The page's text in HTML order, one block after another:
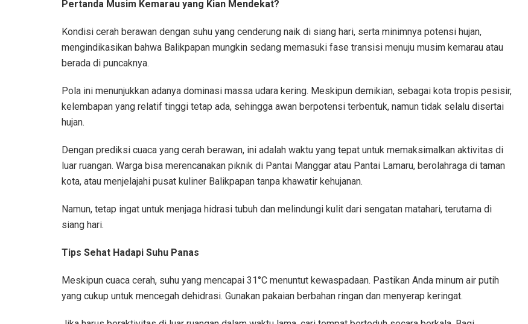
Pertanda Musim Kemarau yang Kian Mendekat?
Kondisi cerah berawan dengan suhu yang cenderung naik di siang hari, serta minimnya potensi hujan,
mengindikasikan bahwa Balikpapan mungkin sedang memasuki fase transisi menuju musim kemarau atau
berada di puncaknya.
Pola ini menunjukkan adanya dominasi massa udara kering. Meskipun demikian, sebagai kota tropis pesisir,
kelembapan yang relatif tinggi tetap ada, sehingga awan berpotensi terbentuk, namun tidak selalu disertai
hujan.
Dengan prediksi cuaca yang cerah berawan, ini adalah waktu yang tepat untuk memaksimalkan aktivitas di
luar ruangan. Warga bisa merencanakan piknik di Pantai Manggar atau Pantai Lamaru, berolahraga di taman
kota, atau menjelajahi pusat kuliner Balikpapan tanpa khawatir kehujanan.
Namun, tetap ingat untuk menjaga hidrasi tubuh dan melindungi kulit dari sengatan matahari, terutama di
siang hari.
Tips Sehat Hadapi Suhu Panas
Meskipun cuaca cerah, suhu yang mencapai 31°C menuntut kewaspadaan. Pastikan Anda minum air putih
yang cukup untuk mencegah dehidrasi. Gunakan pakaian berbahan ringan dan menyerap keringat.